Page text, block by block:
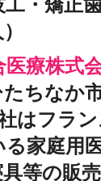
療株式
たちなか
はフラ
家庭用
等の販